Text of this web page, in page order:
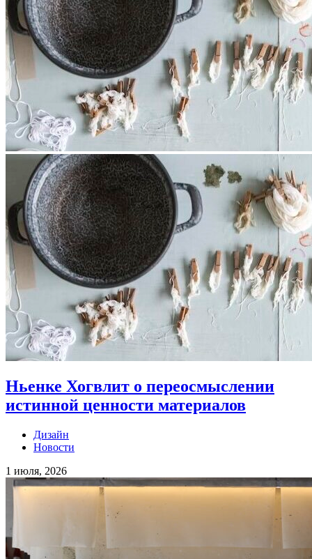
Ньенке Хогвлит о переосмыслении
истинной ценности материалов
Дизайн
Новости
1 июля, 2026